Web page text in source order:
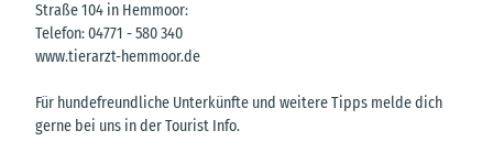
Straße 104 in Hemmoor:
Telefon: 04771 - 580 340
www.tierarzt-hemmoor.de
Für hundefreundliche Unterkünfte und weitere Tipps melde dich
gerne bei uns in der Tourist Info.